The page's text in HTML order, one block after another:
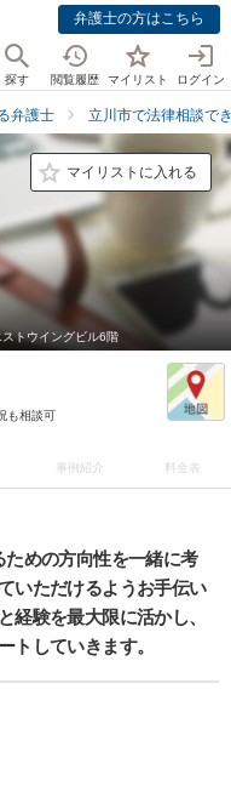
弁護士の方はこちら
探す 閲覧履歴 マイリスト ログイン
弁護士 立川市で法律相談で
マイリストに入れる
トウイングビル6階
も相談可
事例紹介 料金表
ための方向性を一緒に考
いただけるようお手伝い
経験を最大限に活かし、
トしていきます。